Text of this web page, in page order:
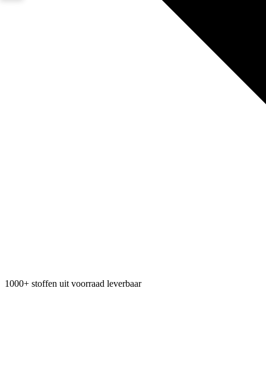
1000+ stoffen uit voorraad leverbaar